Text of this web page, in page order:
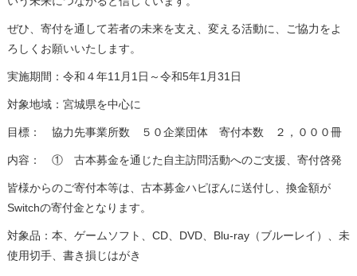
ぜひ、寄付を通して若者の未来を支え、変える活動に、ご協力をよ
ろしくお願いいたします。
実施期間：令和４年11月1日～令和5年1月31日
対象地域：宮城県を中心に
目標： 協力先事業所数 ５０企業団体 寄付本数 ２，０００冊
内容： ① 古本募金を通じた自主訪問活動へのご支援、寄付啓発
皆様からのご寄付本等は、古本募金ハピぼんに送付し、換金額が
Switchの寄付金となります。
対象品：本、ゲームソフト、CD、DVD、Blu-ray（ブルーレイ）、未
使用切手、書き損じはがき